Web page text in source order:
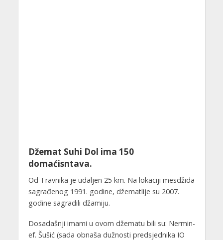
Džemat Suhi Dol ima 150
domaćisntava.
Od Travnika je udaljen 25 km. Na lokaciji mesdžida
sagrađenog 1991. godine, džematlije su 2007.
godine sagradili džamiju.
Dosadašnji imami u ovom džematu bili su: Nermin-
ef. Šušić (sada obnaša dužnosti predsjednika IO